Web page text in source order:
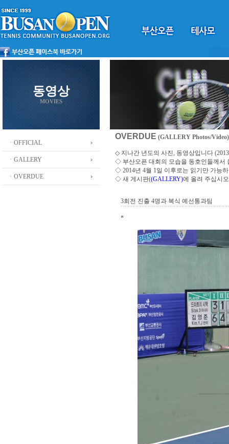
동영상
MOVIES
ㆍOFFICIAL
ㆍGALLERY
ㆍOVERDUE
OVERDUE (GALLERY Photos/Video)
◇ 지나간 년도의 사진, 동영상입니다
◇ 부산오픈 대회의 모습을 동호인들께서
◇ 2014년 4월 1일 이후로는 읽기만 가능
◇ 새 게시판((GALLERY)에 올려 주십시오
3회전 진출 4명과 복식 예선통과팀
*